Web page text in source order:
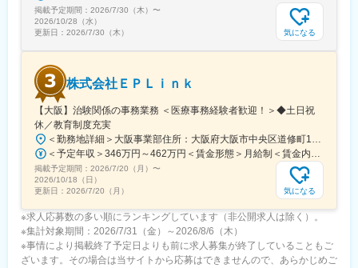
得できる育児休業、
復帰後は短時間勤務制度の利用も可能。
※育児休業から復帰し3ヶ月後に、育児補助支援金を給付。
変更の範囲：会社の定める業務
掲載予定期間： 2026/7/30（木） 〜
2026/10/28（水）
更新日： 2026/7/30（木） 気になる
株式会社ＥＰＬｉｎｋ
【大阪】治験関係の事務業務 ＜医療事務経験者歓迎！＞◆土日祝
休／教育制度充実
＜勤務地詳細＞大阪事業部住所：大阪府大阪市中央区道修町1-5-18 朝日生命道修町ビル3階勤務地最寄駅：大阪市営堺筋線／北浜駅受動喫煙対策：敷地内全面禁煙変更の範囲：会社の定める事業所
＜予定年収＞346万円～462万円＜賃金形態＞月給制＜賃金内訳＞月額（基本給）：210,500円～277,900円その他固定手当/月：8,000円～15,000円＜月給＞218,500円～292,900円＜昇給有無＞有＜残業手当＞有＜給与補足＞前職・経験を考慮の上、決定致します。■年収内訳＝基本給×12ヶ月＋賞与（基本給×4ヶ月)■賞与：年2回（6月、12月）／昇給：年1回（10月）※業績に応じ、決算賞与（秋季賞与）支給の場合あり（10月）■時間外・休日出勤手当等の割増賃金は別途支給賃金はあくまでも目安の金額であり、選考を通じて上下する可能性があります。月給(月額)は固定手当を含めた表記です。
掲載予定期間： 2026/7/20（月） 〜
2026/10/18（日）
更新日： 2026/7/20（月） 気になる
※求人応募数の多い順にランキングしています（非公開求人は除く）。
※集計対象期間：2026/7/31（金）～2026/8/6（木）
※事情により掲載終了予定日よりも前に求人募集が終了していることもご
ざいます。その場合は当サイトから応募はできませんので、あらかじめご